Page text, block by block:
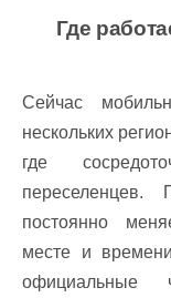
Где
Сейчас
нескольких
где
переселенцев.
постоянно
месте и
официальные